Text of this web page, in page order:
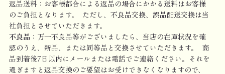
返品送料：お客様都合による返品の場合にかかる送料はお客様
のご負担となります。 ただし、不良品交換、誤品配送交換は当
社負担とさせていただきます。
不良品：万一不良品等がございましたら、当店の在庫状況を確
認のうえ、新品、または同等品と交換させていただきます。 商
品到着後7日以内にメールまたは電話でご連絡ください。それを
過ぎますと返品交換のご要望はお受けできなくなりますので、